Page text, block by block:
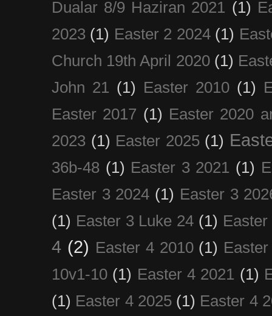
Dualar 8/9 Haziran 2021 (1)
2023 (1) Easter 2 2024 (1)
Church 19th April 2020 (1)
John 21 (1) Easter 2010 (1)
Easter 2017 (1) Easter 2020
2023 (1) Easter 2025 (1)
36b-48 (1) Easter 3 2021 (1)
Easter 3 2024 (1) Easter 3
(1) Easter 3 Luke 24 (1)
4 (2) Easter 4 2010 (1)
10v1-10 (1) Easter 4 2021 (1)
(1) Easter 4 2025 (1) Easter 4